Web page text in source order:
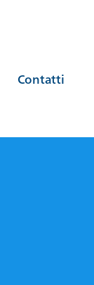
Contatti